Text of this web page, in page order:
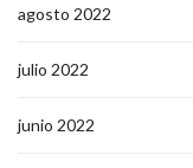
agosto 2022
julio 2022
junio 2022